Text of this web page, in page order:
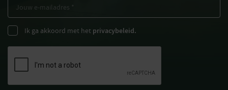
Ik ga akkoord met het privacybeleid.